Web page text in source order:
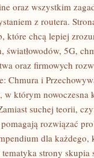
oraz wszystkim
z routera.
które chcą lepiej
światłowodów, 5G,
oraz firmowych
Chmura i
w którym nowoczesna
suchej teorii,
rozwiązać
dla
tematyka strony